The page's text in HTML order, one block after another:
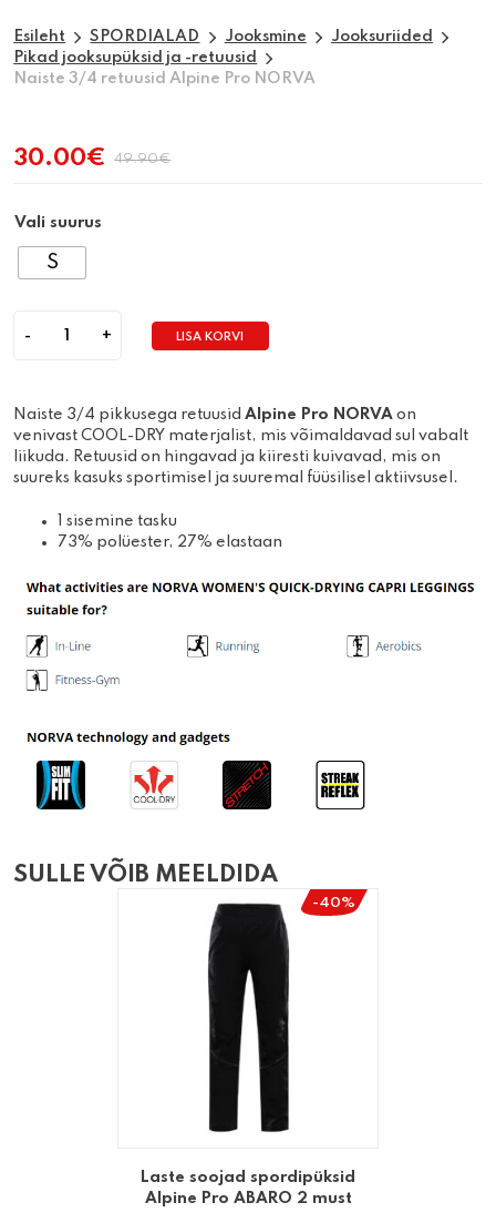
Esileht SPORDIALAD Jooksmine
Jooksuriided
Pikad jooksupüksid ja -retuusid
Naiste 3/4 retuusid Alpine Pro NORVA
49.90€
Algne
oli:
49.90€.
30.00€
Praegune
on:
30.00€.
Vali suurus
S
Quantity LISA KORVI
Naiste 3/4 pikkusega retuusidAlpine Pro NORVA on
venivast COOL-DRY materjalist, mis võimaldavad sul vabalt
liikuda. Retuusid on hingavad ja kiiresti kuivavad, mis on
suureks kasuks sportimisel ja suuremal füüsilisel aktiivsusel.
1 sisemine tasku
73% polüester, 27% elastaan
SULLE VÕIB MEELDIDA
-40%
Laste soojad spordipüksid
Alpine Pro ABARO 2 must